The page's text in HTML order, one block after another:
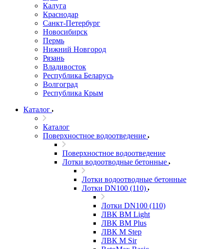
Калуга
Краснодар
Санкт-Петербург
Новосибирск
Пермь
Нижний Новгород
Рязань
Владивосток
Республика Беларусь
Волгоград
Республика Крым
Каталог
Каталог
Поверхностное водоотведение
Поверхностное водоотведение
Лотки водоотводные бетонные
Лотки водоотводные бетонные
Лотки DN100 (110)
Лотки DN100 (110)
ЛВК ВМ Light
ЛВК ВМ Plus
ЛВК М Step
ЛВК М Sir